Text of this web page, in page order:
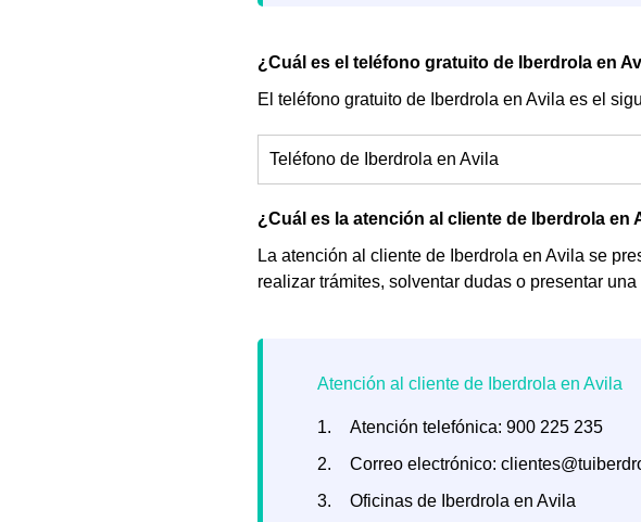
¿Cuál es el teléfono gratuito de Iberdrola en
El teléfono gratuito de Iberdrola en Avila es el
Teléfono de Iberdrola en Avila
¿Cuál es la atención al cliente de Iberdrola en
La atención al cliente de Iberdrola en Avila se
realizar trámites, solventar dudas o presentar
Atención telefónica: 900 225 235
Correo electrónico:
Oficinas de Iberdrola en Avila